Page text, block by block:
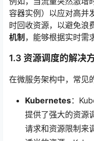
容器实例）以应对高并
时回收资源，以避免浪
机制 ，能够根据实时需
1.3 资源调度的解决
在微服务架构中，常见
Kubernetes：
提供了强大的资源
请求和资源限制来